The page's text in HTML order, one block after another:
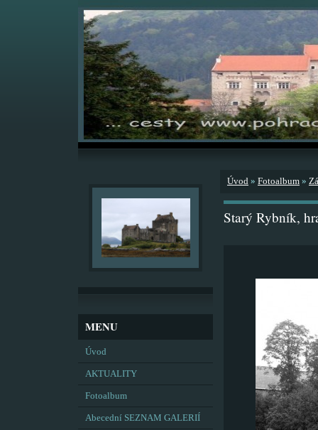
MENU
Úvod
AKTUALITY
Fotoalbum
Abecední SEZNAM GALERIÍ
Úvod » Fotoalbum »
Starý Rybník,